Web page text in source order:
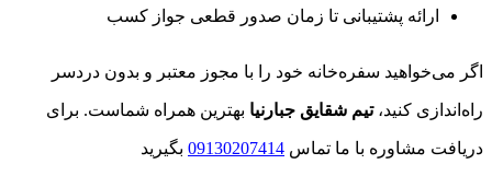
ارائه پشتیبانی تا زمان صدور قطعی جواز کسب
اگر می‌خواهید سفره‌خانه خود را با مجوز معتبر و بدون دردسر
راه‌اندازی کنید،تیم شقایق جبارنیا بهترین همراه شماست. برای
دریافت مشاوره با ما تماس 09130207414 بگیرید